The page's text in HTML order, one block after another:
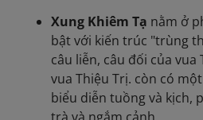
Xung Khiêm Tạ nằm ở
bật với kiến trúc "trùng
câu liễn, câu đối của
vua Thiệu Trị. còn có
biểu diễn tuồng và kịch,